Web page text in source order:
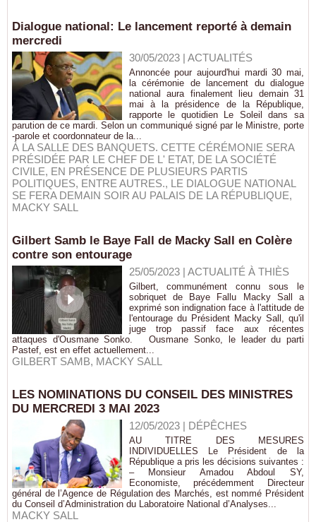
Dialogue national: Le lancement reporté à demain
mercredi
30/05/2023| ACTUALITÉS
Annoncée pour aujourd'hui mardi 30 mai,
la cérémonie de lancement du dialogue
national aura finalement lieu demain 31
mai à la présidence de la République,
rapporte le quotidien Le Soleil dans sa
parution de ce mardi. Selon un communiqué signé par le Ministre, porte
-parole et coordonnateur de la...
À LA SALLE DES BANQUETS. CETTE CÉRÉMONIE SERA
PRÉSIDÉE PAR LE CHEF DE L' ETAT, DE LA SOCIÉTÉ
CIVILE, EN PRÉSENCE DE PLUSIEURS PARTIS
POLITIQUES, ENTRE AUTRES., LE DIALOGUE NATIONAL
SE FERA DEMAIN SOIR AU PALAIS DE LA RÉPUBLIQUE,
MACKY SALL
Gilbert Samb le Baye Fall de Macky Sall en Colère
contre son entourage
25/05/2023| ACTUALITÉ À THIÈS
Gilbert, communément connu sous le
sobriquet de Baye Fallu Macky Sall a
exprimé son indignation face à l'attitude de
l'entourage du Président Macky Sall, qu'il
juge trop passif face aux récentes
attaques d'Ousmane Sonko. Ousmane Sonko, le leader du parti
Pastef, est en effet actuellement...
GILBERT SAMB, MACKY SALL
LES NOMINATIONS DU CONSEIL DES MINISTRES
DU MERCREDI 3 MAI 2023
12/05/2023| DÉPÊCHES
AU TITRE DES MESURES
INDIVIDUELLES Le Président de la
République a pris les décisions suivantes :
– Monsieur Amadou Abdoul SY,
Economiste, précédemment Directeur
général de l’Agence de Régulation des Marchés, est nommé Président
du Conseil d’Administration du Laboratoire National d’Analyses...
MACKY SALL